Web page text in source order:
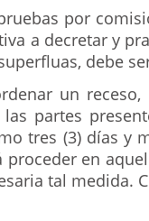
por
a decretar y
debe
un
partes
tres (3) días y
en
tal medida.